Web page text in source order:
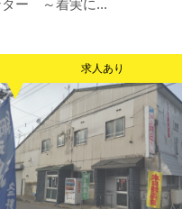
ター ～着実に...
求人あり